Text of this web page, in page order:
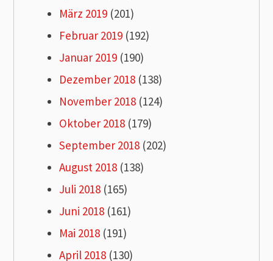
März 2019 (201)
Februar 2019 (192)
Januar 2019 (190)
Dezember 2018 (138)
November 2018 (124)
Oktober 2018 (179)
September 2018 (202)
August 2018 (138)
Juli 2018 (165)
Juni 2018 (161)
Mai 2018 (191)
April 2018 (130)